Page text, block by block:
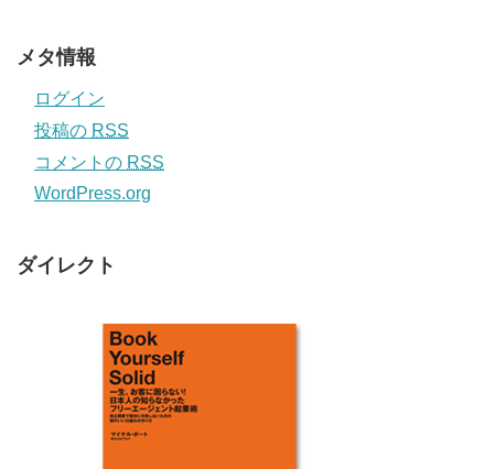
メタ情報
ログイン
投稿の RSS
コメントの RSS
WordPress.org
ダイレクト